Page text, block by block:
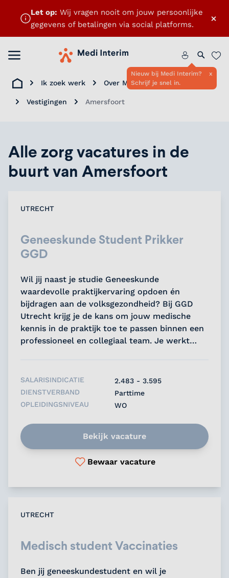
×
Let op: Wij vragen nooit om jouw persoonlijke
gegevens of betalingen via social platforms.
Menu openenHome
Nieuw bij Medi Interim?
Schrijf je snel in.
x
Zoeken
Home
Ik zoek werk Over Medi Interim
Vestigingen Amersfoort
Alle zorg vacatures in de
buurt van Amersfoort
UTRECHT
Geneeskunde Student Prikker
GGD
Wil jij naast je studie Geneeskunde
waardevolle praktijkervaring opdoen én
bijdragen aan de volksgezondheid? Bij GGD
Utrecht krijg je de kans om jouw medische
kennis in de praktijk toe te passen binnen een
professioneel en collegiaal team. Je werkt
opdracht....
SALARISINDICATIE
2.483 - 3.595
DIENSTVERBAND
Parttime
OPLEIDINGSNIVEAU
WO
Bekijk vacature
Bewaar vacature
UTRECHT
Medisch student Vaccinaties
Ben jij geneeskundestudent en wil je